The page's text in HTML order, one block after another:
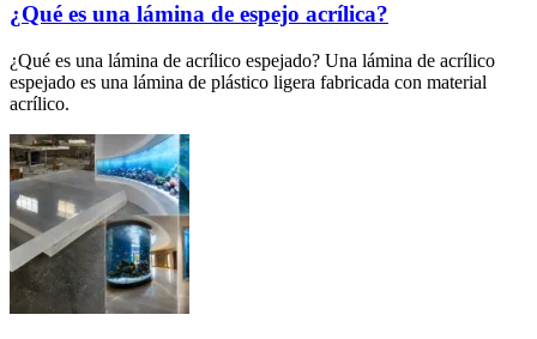
¿Qué es una lámina de espejo acrílica?
¿Qué es una lámina de acrílico espejado? Una lámina de acrílico
espejado es una lámina de plástico ligera fabricada con material
acrílico.